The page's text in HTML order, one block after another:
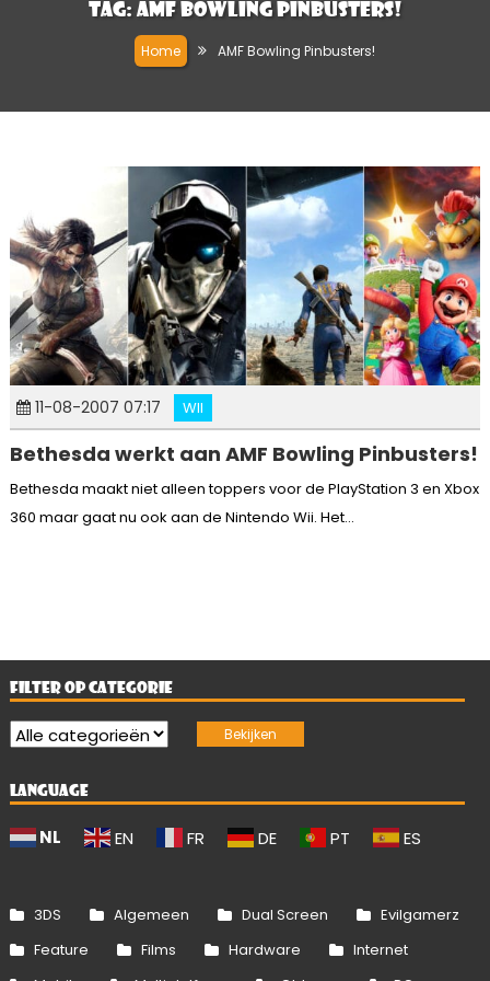
Tag: AMF Bowling Pinbusters!
Home AMF Bowling Pinbusters!
11-08-2007 07:17 WII
Bethesda werkt aan AMF Bowling Pinbusters!
Bethesda maakt niet alleen toppers voor de PlayStation 3 en Xbox
360 maar gaat nu ook aan de Nintendo Wii. Het...
FILTER OP CATEGORIE
LANGUAGE
NL EN FR DE PT ES
3DS Algemeen Dual Screen
Evilgamerz
Feature
Films Hardware
Internet